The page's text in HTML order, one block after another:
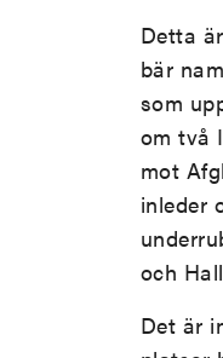
Detta
bär
som
om två
mot
inleder
och
Det är